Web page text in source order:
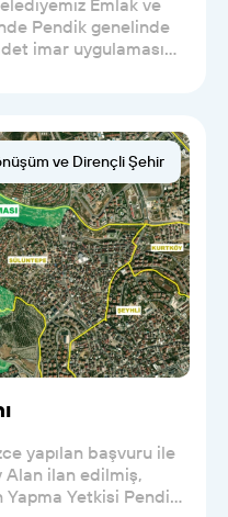
Emlak ve
Pendik genelinde
imar uygulaması
ve Dirençli Şehir
yapılan başvuru ile
ilan edilmiş,
Yetkisi Pendik